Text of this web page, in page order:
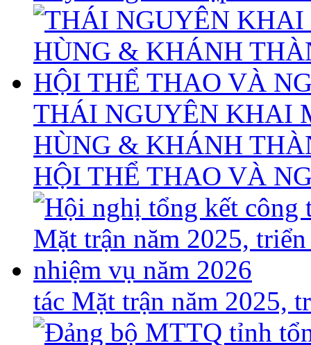
THÁI NGUYÊN KHAI
HÙNG & KHÁNH
HỘI THỂ THAO VÀ
tác Mặt trận năm 2025,